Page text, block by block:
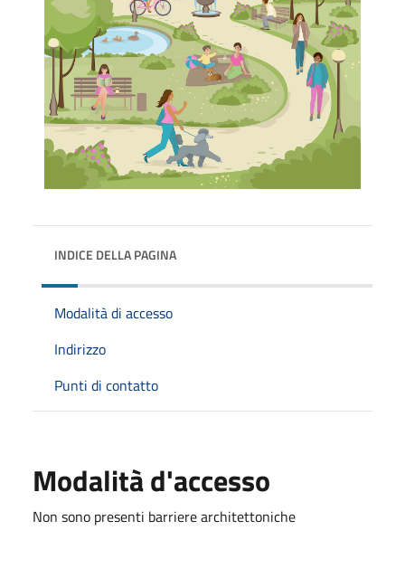
INDICE DELLA PAGINA
Modalità di accesso
Indirizzo
Punti di contatto
Modalità d'accesso
Non sono presenti barriere architettoniche